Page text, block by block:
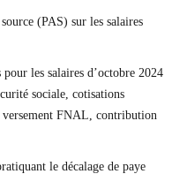
(PAS) sur les salaires
les salaires d’octobre 2024
sociale, cotisations
versement FNAL, contribution
le décalage de paye